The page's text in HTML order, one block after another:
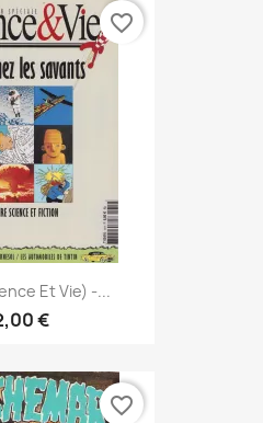
Et Vie) -...
€
favorite_border
favorite_border